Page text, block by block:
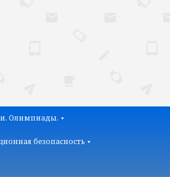
Олимпиады.
безопасность